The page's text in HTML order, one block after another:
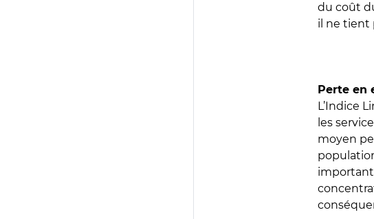
du coût
il ne tient
Perte en
L’Indice
les
moyen